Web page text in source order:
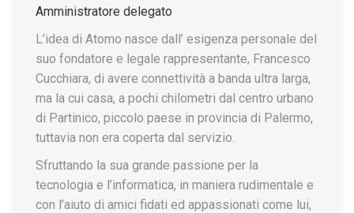
Amministratore delegato
L’idea di Atomo nasce dall’ esigenza personale del
suo fondatore e legale rappresentante, Francesco
Cucchiara, di avere connettività a banda ultra larga,
ma la cui casa, a pochi chilometri dal centro urbano
di Partinico, piccolo paese in provincia di Palermo,
tuttavia non era coperta dal servizio.
Sfruttando la sua grande passione per la
tecnologia e l’informatica, in maniera rudimentale e
con l’aiuto di amici fidati ed appassionati come lui,